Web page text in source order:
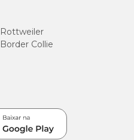
Rottweiler
Border Collie